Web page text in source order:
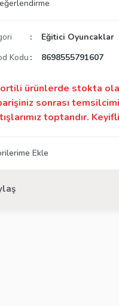
Eğitici Oyuncaklar
Kodu
8698555791607
ürünlerde stokta
sonrası
toptandır.